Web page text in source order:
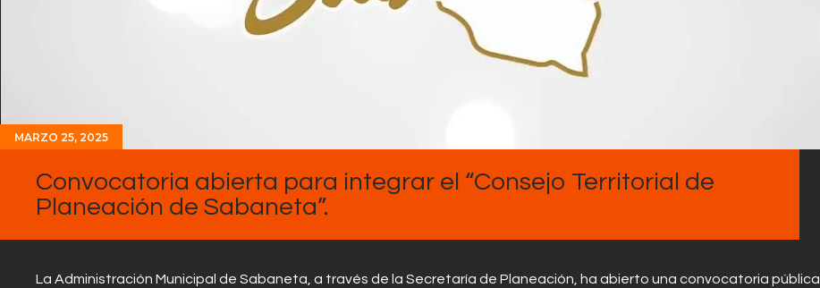
MARZO 25, 2025
Convocatoria abierta para integrar el “Consejo Territorial de
Planeación de Sabaneta”.
La Administración Municipal de Sabaneta, a través de la Secretaría de Planeación, ha abierto una convocatoria pública